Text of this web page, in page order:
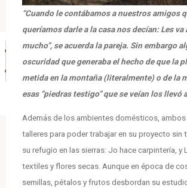
“Cuando le contábamos a nuestros amigos
queríamos darle a la casa nos decían: Les va
mucho”, se acuerda la pareja. Sin embargo
oscuridad que generaba el hecho de que la
metida en la montaña (literalmente) o de la
esas “piedras testigo” que se veían los llevó
Además de los ambientes domésticos,
talleres para poder trabajar en su proyecto sin
su refugio en las sierras: Jo hace carpintería, y
textiles y flores secas. Aunque en época de
semillas, pétalos y frutos desbordan su